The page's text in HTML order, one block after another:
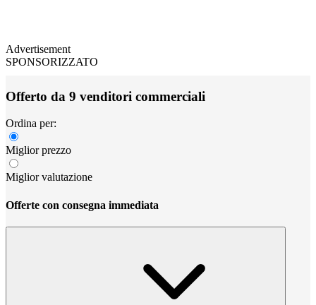
Advertisement
SPONSORIZZATO
Offerto da 9 venditori commerciali
Ordina per:
Miglior prezzo
Miglior valutazione
Offerte con consegna immediata